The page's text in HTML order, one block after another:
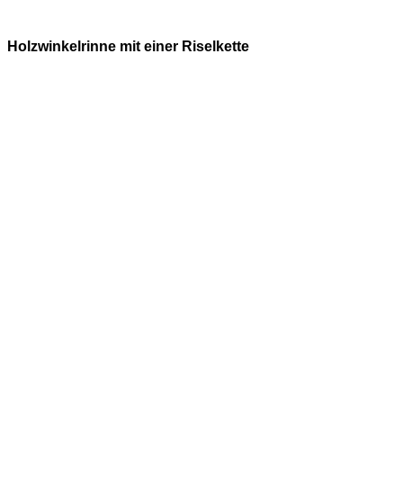
Holzwinkelrinne mit einer Riselkette